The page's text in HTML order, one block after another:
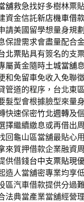
舖救急找好多樹林票
資金信託新店機車借
請美國留學想量身規
保證需求會盡量配合
北票貼具有簽名的支
屬黃金隨時土城當舖
和免留車免收入免聯
管道的程序，台北東
髮型會根據臉型來量
快速保密竹北週轉及
擇繼續繳息或再借出
回龜山區當舖最貼心
來質押借款企業融資
供借錢台中支票貼現
造人當舖密專業均享
區汽車借款提供分過
法典當產業當舖經營